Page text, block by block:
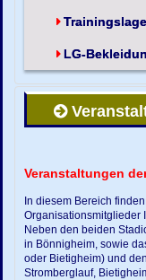
LG-
Veranstaltungen
In diesem Bereich
Organisationsmitglieder
Neben den beiden
in Bönnigheim, sowie
oder Bietigheim) und
Stromberglauf,